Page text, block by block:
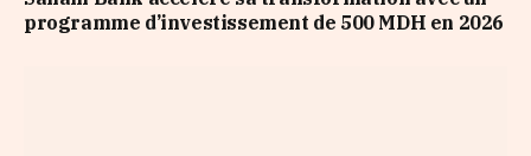
programme d’investissement de 500 MDH en 2026